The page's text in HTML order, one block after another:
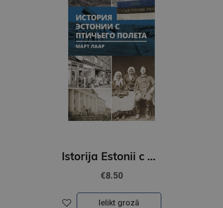
Istorija Estonii c pticevo poljota
€8.50
Ielikt grozā